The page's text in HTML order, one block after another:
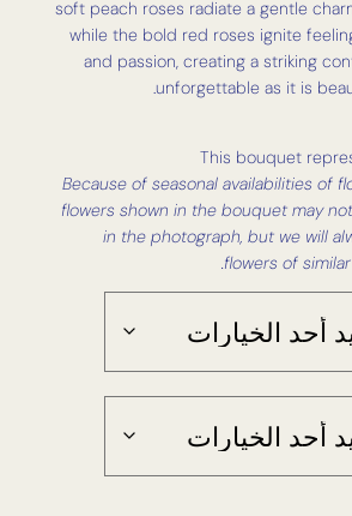
soft peach roses radiate a gentle
while the bold red roses ignite
and passion, creating a striking
unforgettable as it is
This bouquet
Because of seasonal availabilities of
flowers shown in the bouquet may
in the photograph, but we will
flowers of